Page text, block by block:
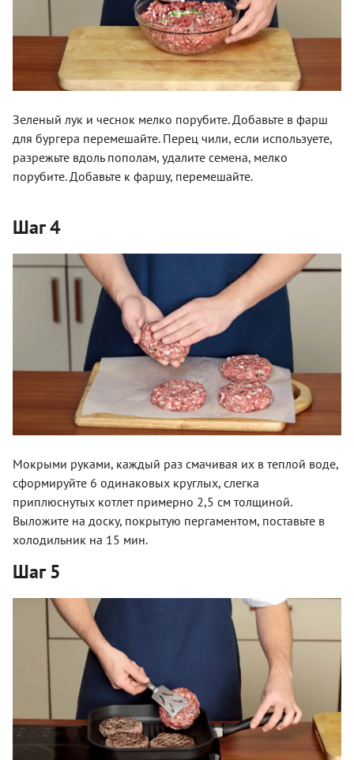
Зеленый лук и чеснок мелко порубите. Добавьте в фарш
для бургера перемешайте. Перец чили, если используете,
разрежьте вдоль пополам, удалите семена, мелко
порубите. Добавьте к фаршу, перемешайте.
Шаг 4
Мокрыми руками, каждый раз смачивая их в теплой воде,
сформируйте 6 одинаковых круглых, слегка
приплюснутых котлет примерно 2,5 см толщиной.
Выложите на доску, покрытую пергаментом, поставьте в
холодильник на 15 мин.
Шаг 5